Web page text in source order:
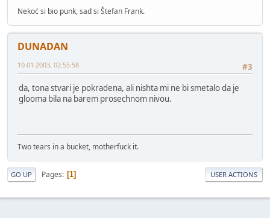
Nekoć si bio punk, sad si Štefan Frank.
DUNADAN
#3
10-01-2003, 02:55:58
da, tona stvari je pokradena, ali nishta mi ne bi smetalo da je
glooma bila na barem prosechnom nivou.
Two tears in a bucket, motherfuck it.
GO UP Pages 1 USER ACTIONS